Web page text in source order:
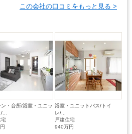
この会社の口コミをもっと見る >
ン・台所/浴室・ユニッ
...
宅
浴室・ユニットバス/トイ
レ/...
戸建住宅
940万円